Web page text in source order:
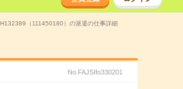
（111450180）の派遣の仕事詳細
No.FAJSIfo330201